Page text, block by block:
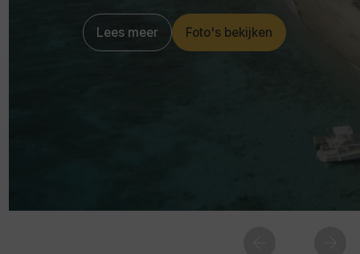
Lees meer Foto's bekijken